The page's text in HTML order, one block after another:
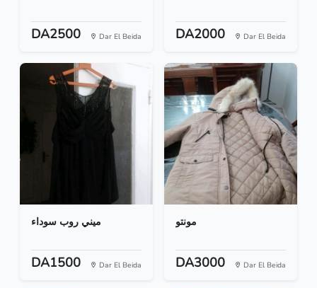
DA2500 Dar El Beida DA2000 Dar El Beida
ميني روب سوداء
DA1500 Dar El Beida
مونتو
DA3000 Dar El Beida